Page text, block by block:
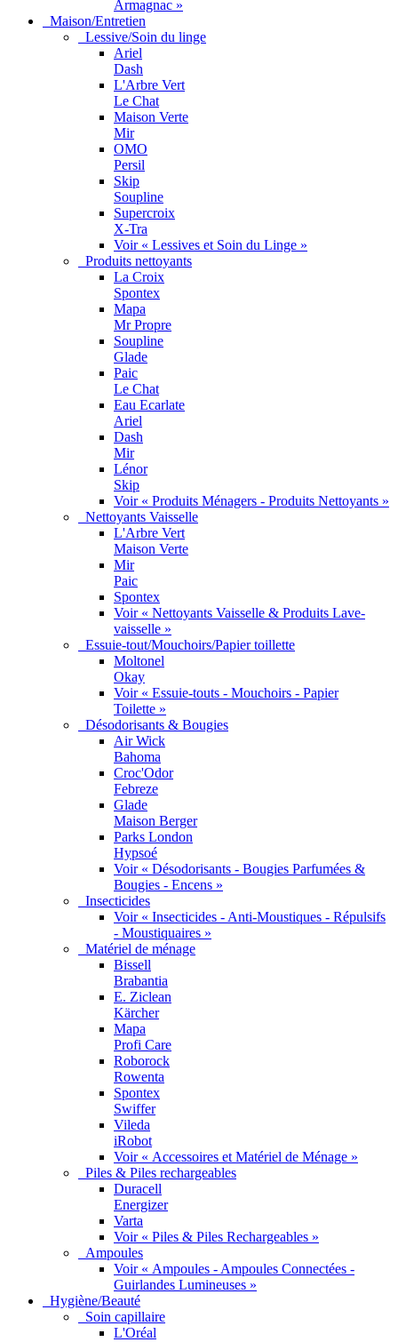
Armagnac »
Maison/Entretien
Lessive/Soin du linge
Ariel
Dash
L'Arbre Vert
Le Chat
Maison Verte
Mir
OMO
Persil
Skip
Soupline
Supercroix
X-Tra
Voir « Lessives et Soin du Linge »
Produits nettoyants
La Croix
Spontex
Mapa
Mr Propre
Soupline
Glade
Paic
Le Chat
Eau Ecarlate
Ariel
Dash
Mir
Lénor
Skip
Voir « Produits Ménagers - Produits Nettoyants »
Nettoyants Vaisselle
L'Arbre Vert
Maison Verte
Mir
Paic
Spontex
Voir « Nettoyants Vaisselle & Produits Lave-
vaisselle »
Essuie-tout/Mouchoirs/Papier toillette
Moltonel
Okay
Voir « Essuie-touts - Mouchoirs - Papier
Toilette »
Désodorisants & Bougies
Air Wick
Bahoma
Croc'Odor
Febreze
Glade
Maison Berger
Parks London
Hypsoé
Voir « Désodorisants - Bougies Parfumées &
Bougies - Encens »
Insecticides
Voir « Insecticides - Anti-Moustiques - Répulsifs
- Moustiquaires »
Matériel de ménage
Bissell
Brabantia
E. Ziclean
Kärcher
Mapa
Profi Care
Roborock
Rowenta
Spontex
Swiffer
Vileda
iRobot
Voir « Accessoires et Matériel de Ménage »
Piles & Piles rechargeables
Duracell
Energizer
Varta
Voir « Piles & Piles Rechargeables »
Ampoules
Voir « Ampoules - Ampoules Connectées -
Guirlandes Lumineuses »
Hygiène/Beauté
Soin capillaire
L'Oréal